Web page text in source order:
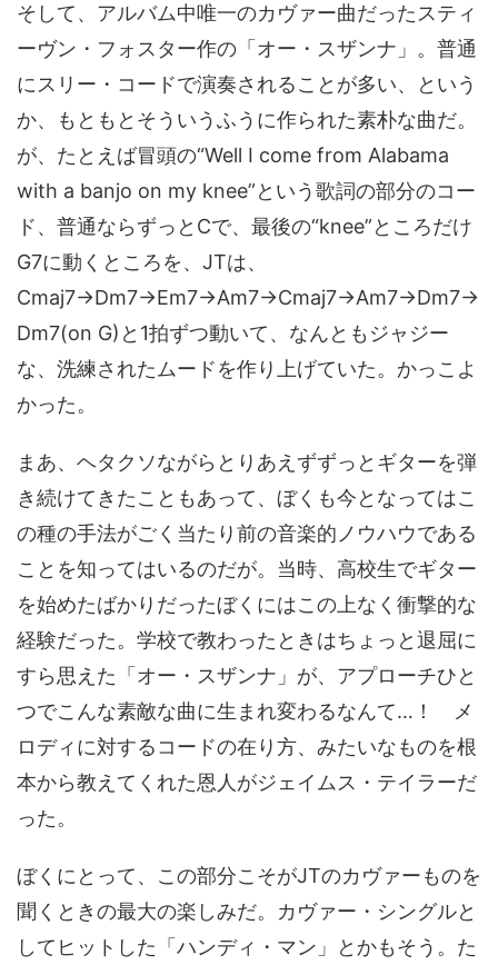
そして、アルバム中唯一のカヴァー曲だったスティ
ーヴン・フォスター作の「オー・スザンナ」。普通
にスリー・コードで演奏されることが多い、という
か、もともとそういうふうに作られた素朴な曲だ。
が、たとえば冒頭の“Well I come from Alabama
with a banjo on my knee”という歌詞の部分のコー
ド、普通ならずっとCで、最後の“knee”ところだけ
G7に動くところを、JTは、
Cmaj7→Dm7→Em7→Am7→Cmaj7→Am7→Dm7→
Dm7(on G)と1拍ずつ動いて、なんともジャジー
な、洗練されたムードを作り上げていた。かっこよ
かった。
まあ、ヘタクソながらとりあえずずっとギターを弾
き続けてきたこともあって、ぼくも今となってはこ
の種の手法がごく当たり前の音楽的ノウハウである
ことを知ってはいるのだが。当時、高校生でギター
を始めたばかりだったぼくにはこの上なく衝撃的な
経験だった。学校で教わったときはちょっと退屈に
すら思えた「オー・スザンナ」が、アプローチひと
つでこんな素敵な曲に生まれ変わるなんて…！ メ
ロディに対するコードの在り方、みたいなものを根
本から教えてくれた恩人がジェイムス・テイラーだ
った。
ぼくにとって、この部分こそがJTのカヴァーものを
聞くときの最大の楽しみだ。カヴァー・シングルと
してヒットした「ハンディ・マン」とかもそう。た